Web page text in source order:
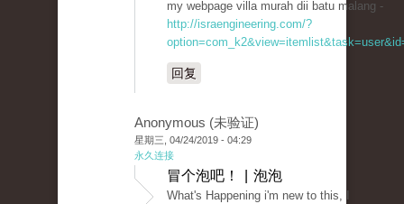
my webpage villa murah dii batu malang -
http://israengineering.com/?
回复
Anonymous (未验证)
星期三, 04/24/2019 - 04:29
永久连接
冒个泡吧！ | 泡泡
Wһat's Нappening i'm new to this, I